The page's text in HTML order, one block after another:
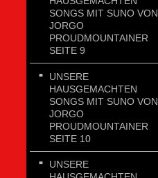
SONGS MIT SUNO VON
JORGO
PROUDMOUNTAINER
SEITE 9
UNSERE
HAUSGEMACHTEN
SONGS MIT SUNO VON
JORGO
PROUDMOUNTAINER
SEITE 10
UNSERE